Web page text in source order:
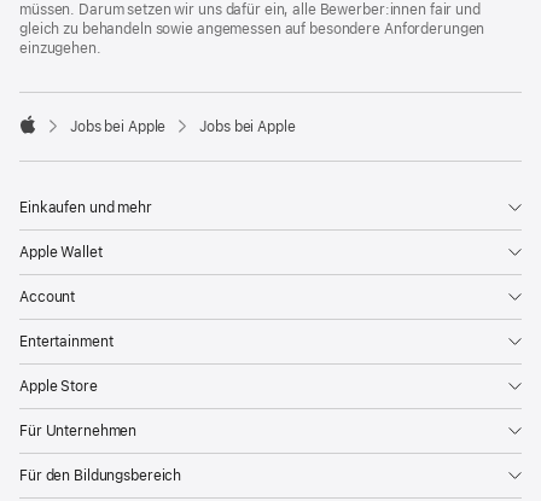
müssen. Darum setzen wir uns dafür ein, alle Bewerber:innen fair und
gleich zu behandeln sowie angemessen auf besondere Anforderungen
einzugehen.

Jobs bei Apple Jobs bei Apple
Einkaufen und mehr
Apple Wallet
Account
Entertainment
Apple Store
Für Unternehmen
Für den Bildungsbereich